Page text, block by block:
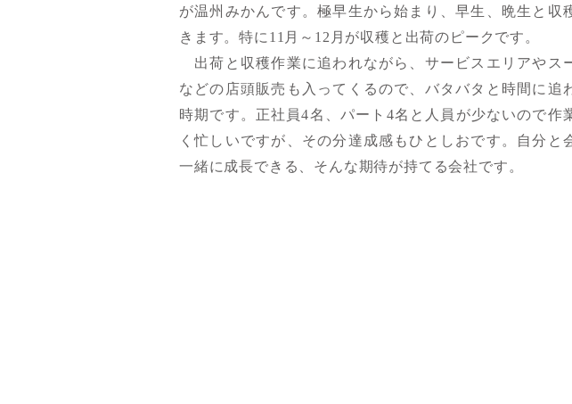
が温州みかんです。極早生から始まり、早生、晩生と収
きます。特に11月～12月が収穫と出荷のピークです。
出荷と収穫作業に追われながら、サービスエリアやス
などの店頭販売も入ってくるので、バタバタと時間に追
時期です。正社員4名、パート4名と人員が少ないので作
く忙しいですが、その分達成感もひとしおです。自分と
一緒に成長できる、そんな期待が持てる会社です。